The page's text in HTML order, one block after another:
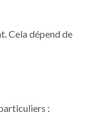
Cela dépend de
: